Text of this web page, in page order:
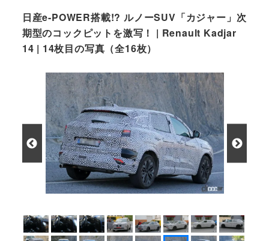
日産e-POWER搭載!? ルノーSUV「カジャー」次
期型のコックピットを激写！ | Renault Kadjar
14 | 14枚目の写真（全16枚）